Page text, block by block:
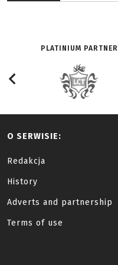
PLATINIUM PARTNER
O SERWISIE:
Redakcja
History
Adverts and partnership
Terms of use